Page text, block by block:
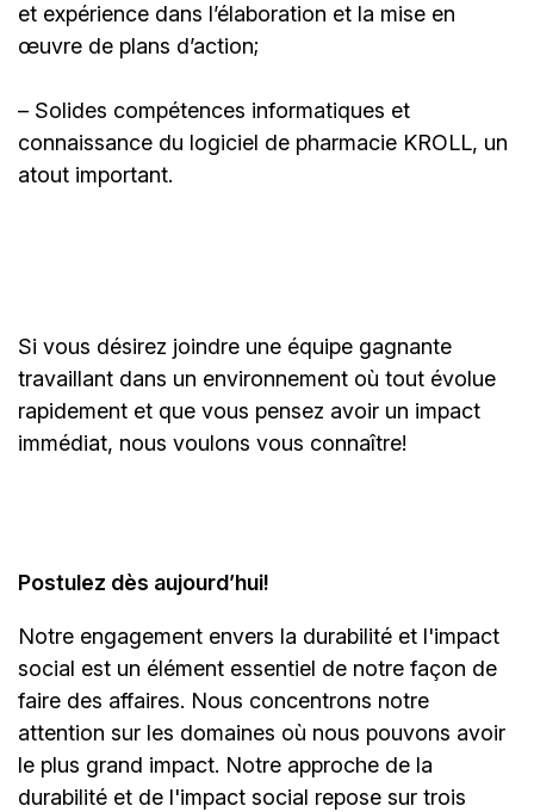
et expérience dans l’élaboration et la mise en
œuvre de plans d’action;
– Solides compétences informatiques et
connaissance du logiciel de pharmacie KROLL, un
atout important.
Si vous désirez joindre une équipe gagnante
travaillant dans un environnement où tout évolue
rapidement et que vous pensez avoir un impact
immédiat, nous voulons vous connaître!
Postulez dès aujourd’hui!
Notre engagement envers la durabilité et l'impact
social est un élément essentiel de notre façon de
faire des affaires. Nous concentrons notre
attention sur les domaines où nous pouvons avoir
le plus grand impact. Notre approche de la
durabilité et de l'impact social repose sur trois